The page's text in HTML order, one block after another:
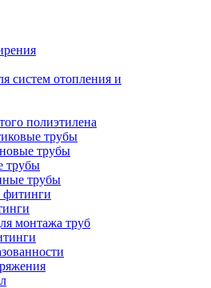
систем отопления и
полиэтилена
трубы
трубы
трубы
трубы
монтажа труб